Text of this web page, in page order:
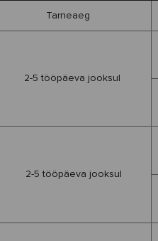
Tarneaeg
2-5 tööpäeva jooksul
2-5 tööpäeva jooksul